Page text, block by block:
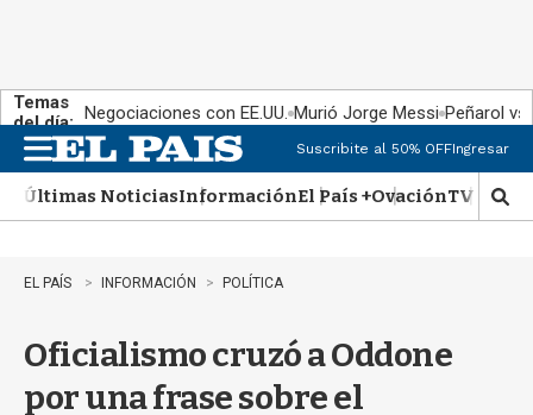
Temas
del día: Negociaciones con EE.UU. Murió Jorge Messi Peñarol
n
u
Suscribite al 50% OFFIngresar
Últimas NoticiasInformaciónEl País +OvaciónTV Show
M
o
EL PAÍS INFORMACIÓN POLÍTICA
Oficialismo cruzó a Oddone
por una frase sobre el